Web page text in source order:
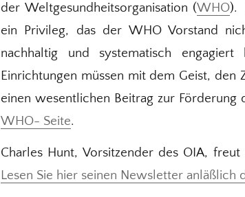
der Weltgesundheitsorganisation (WHO).
ein Privileg, das der WHO Vorstand
nachhaltig und systematisch
Einrichtungen müssen mit dem Geist,
einen wesentlichen Beitrag zur
WHO- Seite.
Charles Hunt, Vorsitzender des OIA,
Lesen Sie hier seinen Newsletter anläßlich